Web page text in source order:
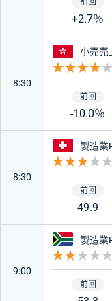
+2.7％
8:30
香港
小売売
-10.0％
8:30
スイス
製造業
49.9
9:00
南アフ
製造業